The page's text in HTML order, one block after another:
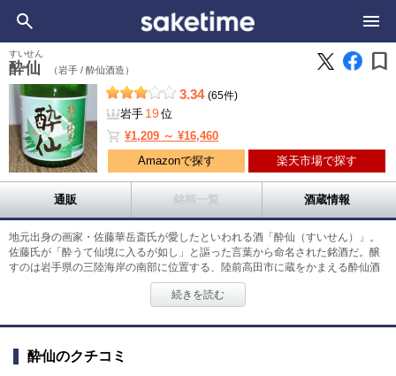
酔仙
すいせん
（岩手 /酔仙酒造） bookmark
3.34 (65件)
岩手 19 位
shopping_cart ¥1,209 ～ ¥16,460
Amazonで探す 楽天市場で探す
通販 銘柄一覧 酒蔵情報
地元出身の画家・佐藤華岳斎氏が愛したといわれる酒「酔仙（すいせん）」。
佐藤氏が「酔うて仙境に入るが如し」と謳った言葉から命名された銘酒だ。醸
すのは岩手県の三陸海岸の南部に位置する、陸前高田市に蔵をかまえる酔仙酒
造。東日本大震災で甚大な被害をうけながらも、美酒伝承の想いで歴史を繋ぎ
続けている蔵元だ。風味を大切にした軽快な麹造りと、氷上山（ひかみさん）
す。岩手県の風土にあうお酒であることを大切にしている。「大吟醸 酔仙」
酒。精米歩合40%まで丁寧に磨きあげ、岩手県独自の酵母「ジョバンニの調
続きを読む
酔仙のクチコミ